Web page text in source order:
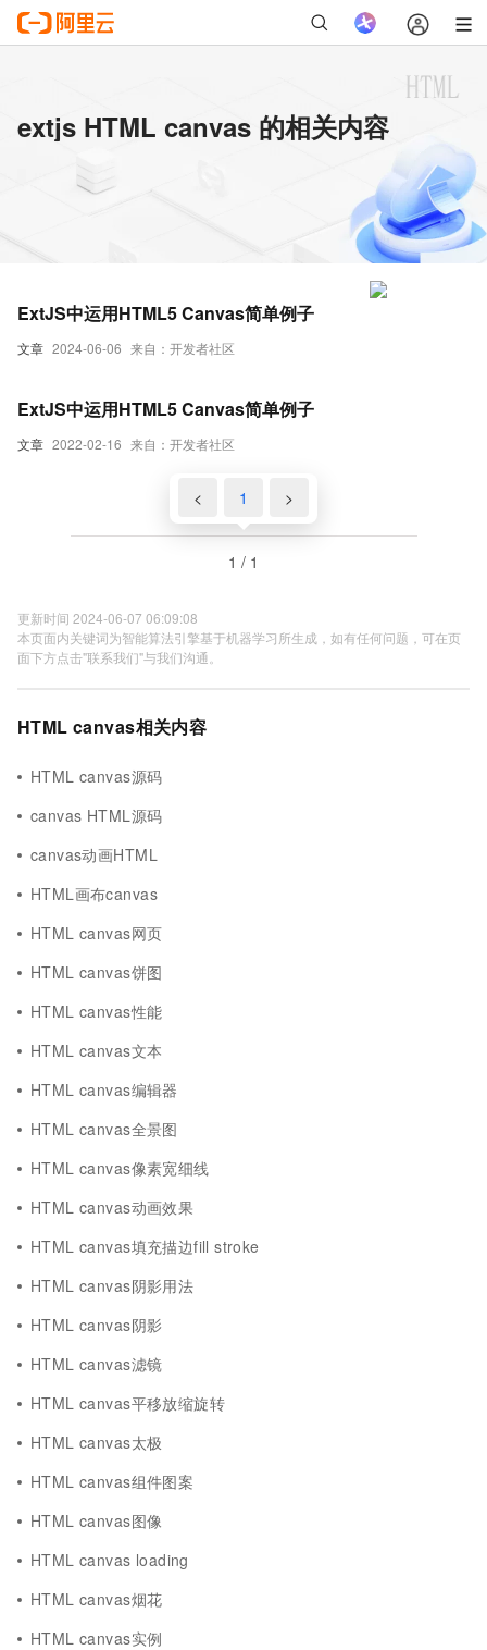
extjs HTML canvas 的相关内容
文章 2024-06-06 来自：开发者社区
ExtJS中运用HTML5 Canvas简单例子
文章 2022-02-16 来自：开发者社区
ExtJS中运用HTML5 Canvas简单例子
< 1 >
1 / 1
更新时间 2024-06-07 06:09:08
本页面内关键词为智能算法引擎基于机器学习所生成，如有任何问题，可在页
面下方点击"联系我们"与我们沟通。
HTML canvas相关内容
HTML canvas源码
canvas HTML源码
canvas动画HTML
HTML画布canvas
HTML canvas网页
HTML canvas饼图
HTML canvas性能
HTML canvas文本
HTML canvas编辑器
HTML canvas全景图
HTML canvas像素宽细线
HTML canvas动画效果
HTML canvas填充描边fill stroke
HTML canvas阴影用法
HTML canvas阴影
HTML canvas滤镜
HTML canvas平移放缩旋转
HTML canvas太极
HTML canvas组件图案
HTML canvas图像
HTML canvas loading
HTML canvas烟花
HTML canvas实例